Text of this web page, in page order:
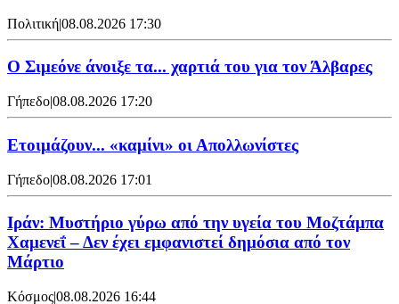
Πολιτική|08.08.2026 17:30
Ο Σιμεόνε άνοιξε τα... χαρτιά του για τον Άλβαρες
Γήπεδο|08.08.2026 17:20
Ετοιμάζουν... «καμίνι» οι Απολλωνίστες
Γήπεδο|08.08.2026 17:01
Ιράν: Μυστήριο γύρω από την υγεία του Μοζτάμπα
Χαμενεΐ – Δεν έχει εμφανιστεί δημόσια από τον
Μάρτιο
Κόσμος|08.08.2026 16:44